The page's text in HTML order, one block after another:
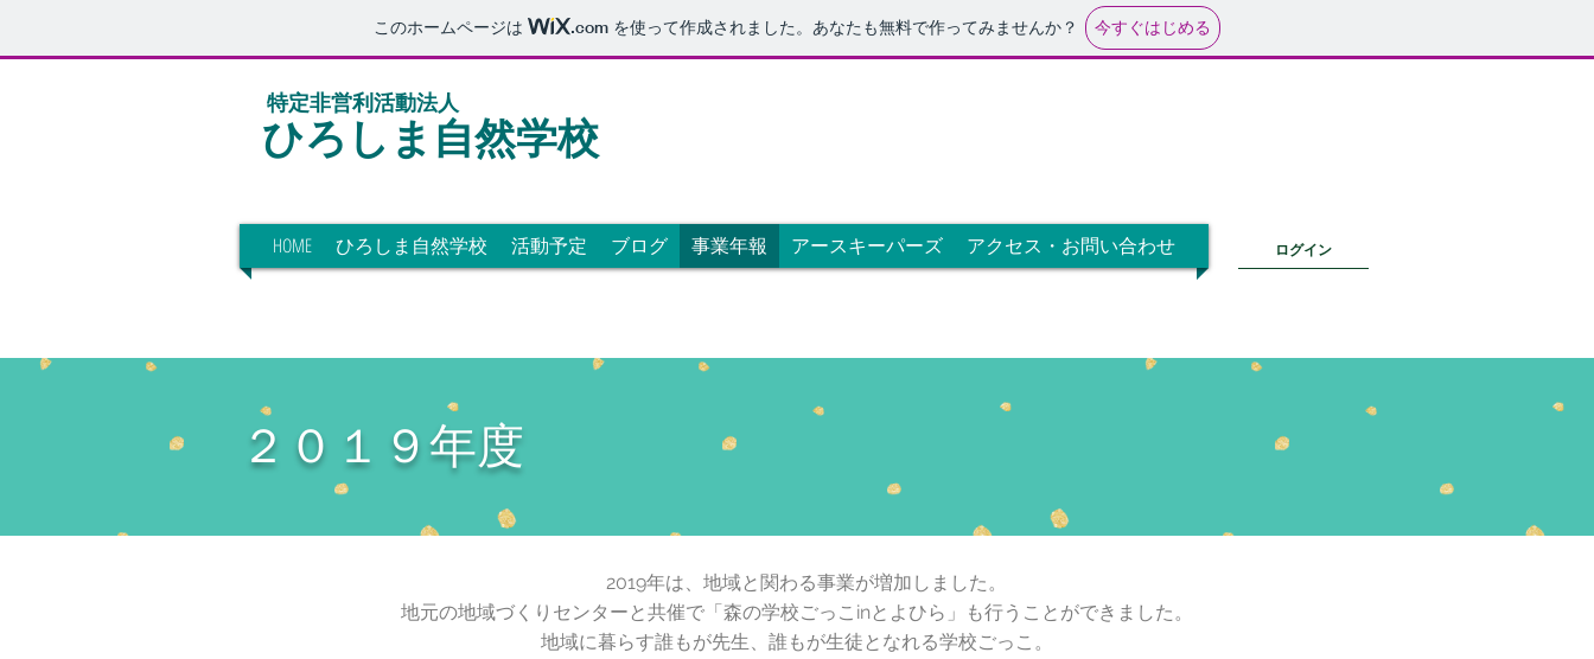
このホームページは .com を使って作成されました。あなたも無料で作ってみませんか？ 今すぐはじめる
特定非営利活動法人
​ひろしま自然学校
HOME ひろしま自然学校 活動予定 ブログ 事業年報 アースキーパーズ アクセス・お問い合わせ ログイン
２０１９年度
2019年は、地域と関わる事業が増加しました。
地元の地域づくりセンターと共催で「森の学校ごっこinとよひら」も行うことができました。
地域に暮らす誰もが先生、誰もが生徒となれる学校ごっこ。